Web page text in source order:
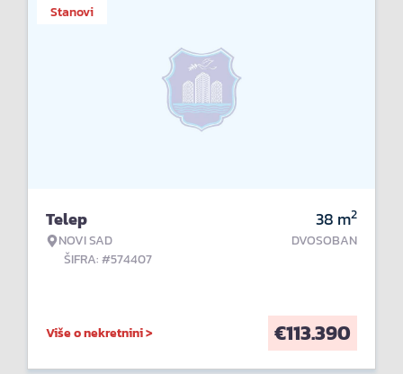
Stanovi
Telep
NOVI SAD
ŠIFRA: #574407
38 m2
DVOSOBAN
Više o nekretnini > €113.390